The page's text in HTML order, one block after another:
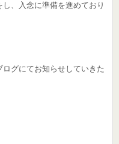
、入念に準備を進めており
グにてお知らせしていきた